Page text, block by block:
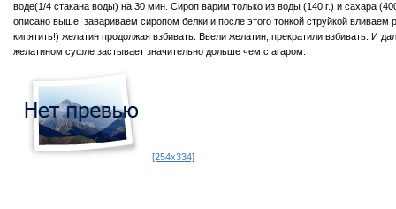
воде(1/4 стакана воды) на 30 мин. Сироп варим только из воды (140 г.) и сахара
описано выше, завариваем сиропом белки и после этого тонкой струйкой вливаем
кипятить!) желатин продолжая взбивать. Ввели желатин, прекратили взбивать. И
желатином суфле застывает значительно дольше чем с агаром.
[254x334]